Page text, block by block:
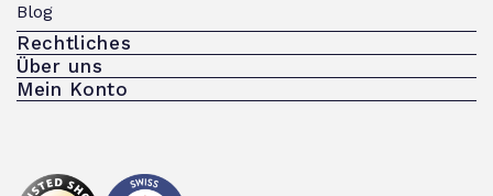
Blog
Rechtliches
Über uns
Mein Konto